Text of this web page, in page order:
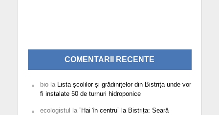
COMENTARII RECENTE
biola Lista școlilor și grădinițelor din Bistrița unde vor
fi instalate 50 de turnuri hidroponice
ecologistul la ”Hai în centru” la Bistrița: Seară